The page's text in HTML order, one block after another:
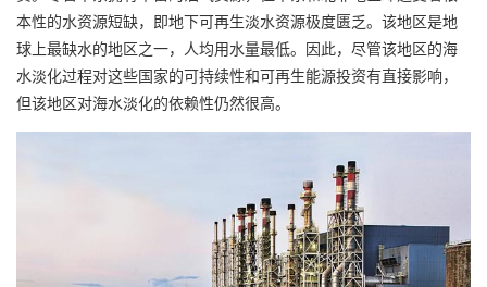
本性的水资源短缺，即地下可再生淡水资源极度匮乏。该地区是地
球上最缺水的地区之一，人均用水量最低。因此，尽管该地区的海
水淡化过程对这些国家的可持续性和可再生能源投资有直接影响，
但该地区对海水淡化的依赖性仍然很高。